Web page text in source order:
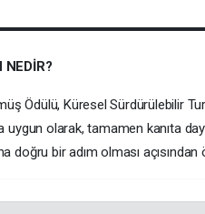
NEDİR?
Ödülü, Küresel Sürdürülebilir
olarak, tamamen kanıta
doğru bir adım olması açısından